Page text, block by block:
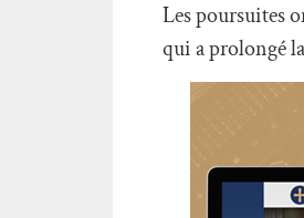
Les poursuites
qui a prolongé